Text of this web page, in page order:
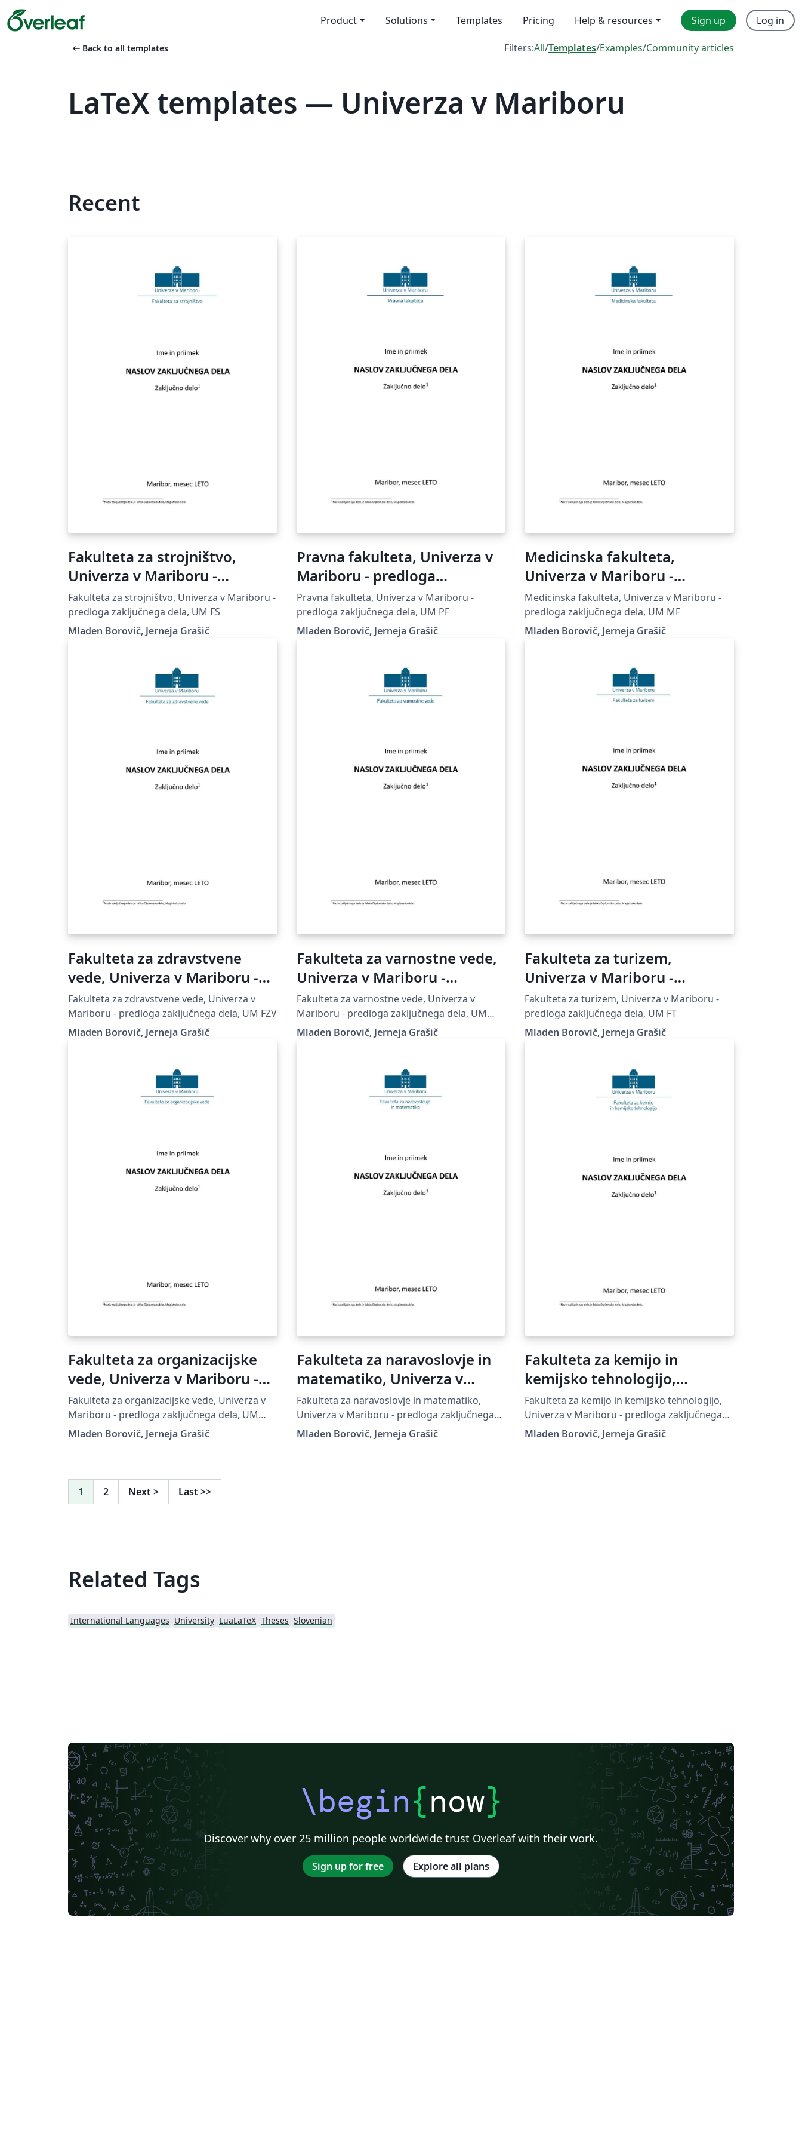
Product Solutions Templates Pricing Help & resources Sign up Log in
arrow_left_alt Back to all templates Filters:All/Templates/Examples/Community articles
LaTeX templates — Univerza v Mariboru
Recent
Fakulteta za strojništvo,
Univerza v Mariboru -
predloga zaključnega dela
Fakulteta za strojništvo, Univerza v Mariboru -
predloga zaključnega dela, UM FS
Mladen Borovič, Jerneja Grašič
Pravna fakulteta, Univerza v
Mariboru - predloga
zaključnega dela
Pravna fakulteta, Univerza v Mariboru -
predloga zaključnega dela, UM PF
Mladen Borovič, Jerneja Grašič
Medicinska fakulteta,
Univerza v Mariboru -
predloga zaključnega dela
Medicinska fakulteta, Univerza v Mariboru -
predloga zaključnega dela, UM MF
Mladen Borovič, Jerneja Grašič
Fakulteta za zdravstvene
vede, Univerza v Mariboru -
predloga zaključnega dela
Fakulteta za zdravstvene vede, Univerza v
Mariboru - predloga zaključnega dela, UM FZV
Mladen Borovič, Jerneja Grašič
Fakulteta za varnostne vede,
Univerza v Mariboru -
predloga zaključnega dela
Fakulteta za varnostne vede, Univerza v
Mariboru - predloga zaključnega dela, UM
FVV
Mladen Borovič, Jerneja Grašič
Fakulteta za turizem,
Univerza v Mariboru -
predloga zaključnega dela
Fakulteta za turizem, Univerza v Mariboru -
predloga zaključnega dela, UM FT
Mladen Borovič, Jerneja Grašič
Fakulteta za organizacijske
vede, Univerza v Mariboru -
predloga zaključnega dela
Fakulteta za organizacijske vede, Univerza v
Mariboru - predloga zaključnega dela, UM
FOV
Mladen Borovič, Jerneja Grašič
Fakulteta za naravoslovje in
matematiko, Univerza v
Mariboru - predloga
zaključnega dela
Fakulteta za naravoslovje in matematiko,
Univerza v Mariboru - predloga zaključnega
dela, UM FNM
Mladen Borovič, Jerneja Grašič
Fakulteta za kemijo in
kemijsko tehnologijo,
Univerza v Mariboru -
predloga zaključnega dela
Fakulteta za kemijo in kemijsko tehnologijo,
Univerza v Mariboru - predloga zaključnega
dela, UM FKKT
Mladen Borovič, Jerneja Grašič
1 2 Next > Last >>
Related Tags
International Languages University LuaLaTeX Theses Slovenian
\begin{now}
Discover why over 25 million people worldwide trust Overleaf with their work.
Sign up for free Explore all plans